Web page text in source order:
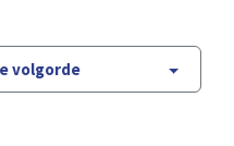
volgorde